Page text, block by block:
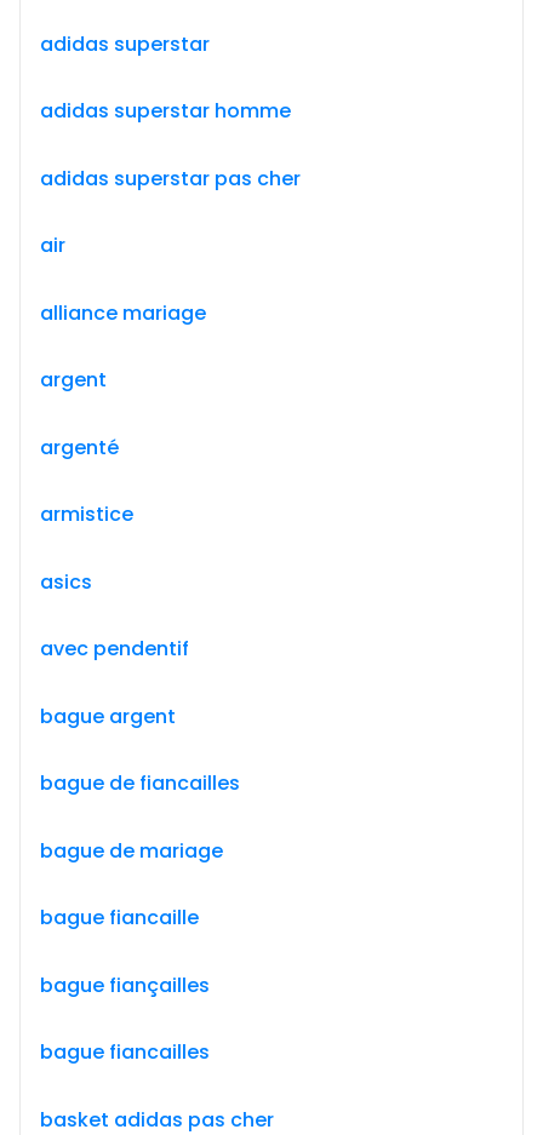
adidas superstar
adidas superstar homme
adidas superstar pas cher
air
alliance mariage
argent
argenté
armistice
asics
avec pendentif
bague argent
bague de fiancailles
bague de mariage
bague fiancaille
bague fiançailles
bague fiancailles
basket adidas pas cher